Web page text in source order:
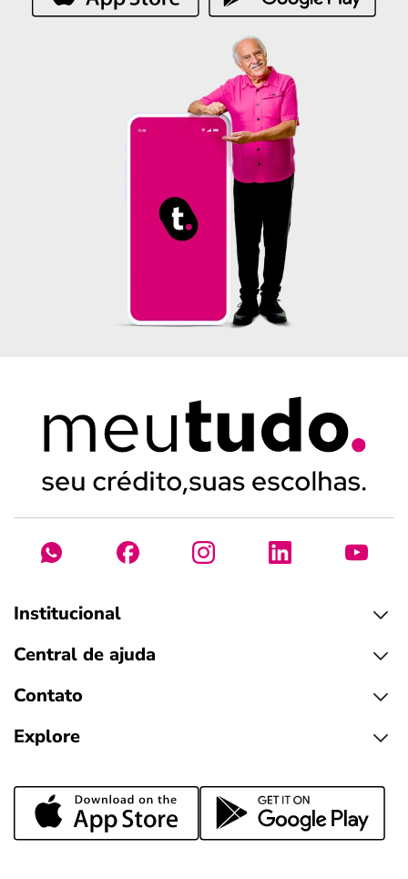
Institucional
Central de ajuda
Contato
Explore